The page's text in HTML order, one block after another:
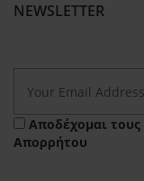
NEWSLETTER
Αποδέχομαι τους
Απορρήτου